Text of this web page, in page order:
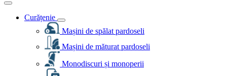
Curățenie
Mașini de spălat pardoseli
Mașini de măturat pardoseli
Monodiscuri și monoperii